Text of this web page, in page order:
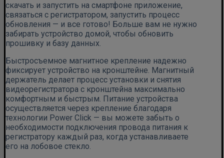
скачать и запустить на смартфоне приложение,
связаться с регистратором, запустить процесс
обновления — и все готово! Больше вам не нужно
забирать устройство домой, чтобы обновить
прошивку и базу данных.
Быстросъемное магнитное крепление надежно
фиксирует устройство на кронштейне. Магнитный
держатель делает процесс установки и снятия
видеорегистратора с кронштейна максимально
комфортным и быстрым. Питание устройства
осуществляется через крепление благодаря
технологии Power Click — вы можете забыть о
необходимости подключения провода питания к
регистратору каждый раз, когда устанавливаете
его на лобовое стекло.